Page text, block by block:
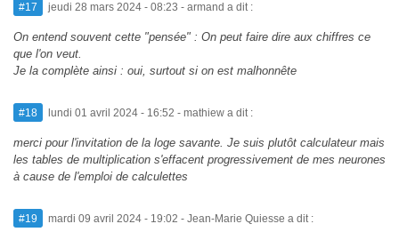
#17 jeudi 28 mars 2024 - 08:23 - armand a dit :
On entend souvent cette "pensée" : On peut faire dire aux chiffres ce
que l'on veut.
Je la complète ainsi : oui, surtout si on est malhonnête
#18 lundi 01 avril 2024 - 16:52 - mathiew a dit :
merci pour l'invitation de la loge savante. Je suis plutôt calculateur mais
les tables de multiplication s'effacent progressivement de mes neurones
à cause de l'emploi de calculettes
#19 mardi 09 avril 2024 - 19:02 - Jean-Marie Quiesse a dit :